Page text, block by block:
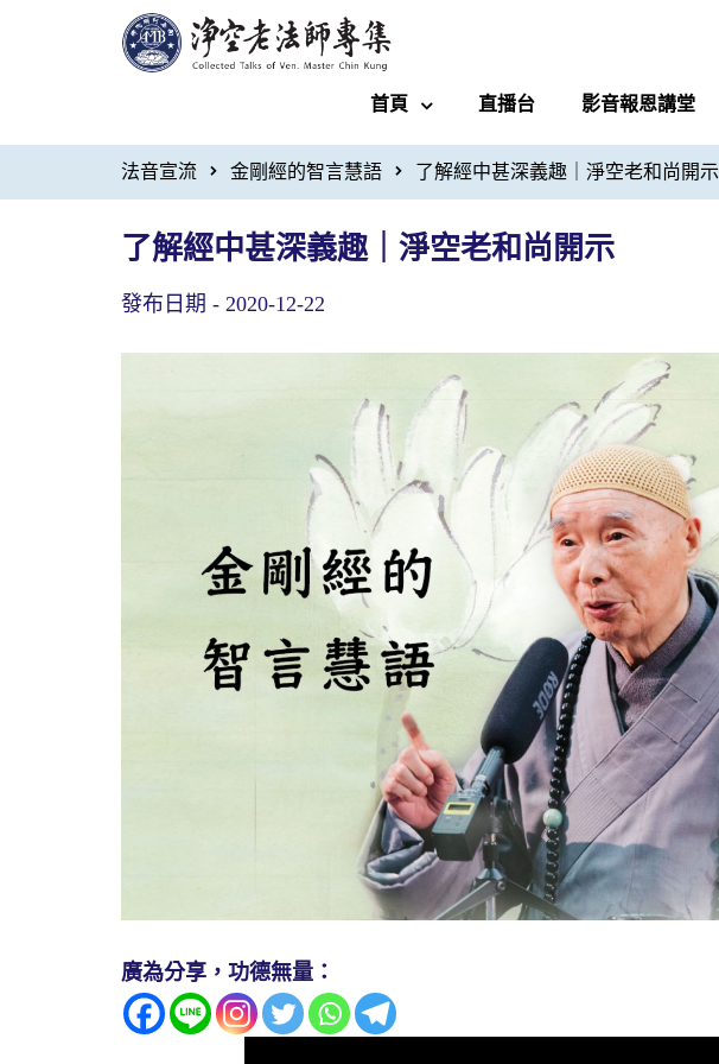
首頁 直播台 影音報恩講堂
法音宣流 金剛經的智言慧語 了解經中甚深義趣｜淨空老和尚開示
了解經中甚深義趣｜淨空老和尚開示
發布日期 - 2020-12-22
廣為分享，功德無量：